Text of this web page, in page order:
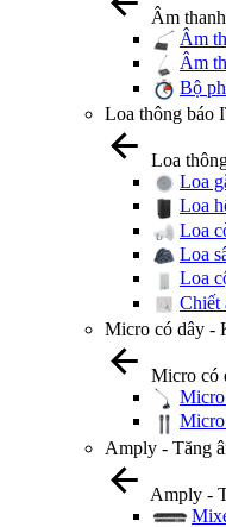
Âm
Âm
Âm
Bộ
Loa thông báo
Loa
Loa
Loa
Loa
Loa
Loa
Chiết
Micro có dây -
Micro có
Amply - Tăng
Amply -